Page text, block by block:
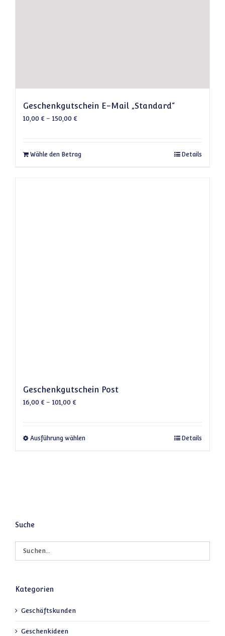
Geschenkgutschein E-Mail „Standard“
10,00 €– 150,00 €
Wähle den Betrag Dieses Produkt weist mehrere Varianten
Details
Geschenkgutschein Post
16,00 €– 101,00 €
Ausführung wählen Dieses Produkt weist mehrere Varianten
Details
Suche
Kategorien
Geschäftskunden
Geschenkideen